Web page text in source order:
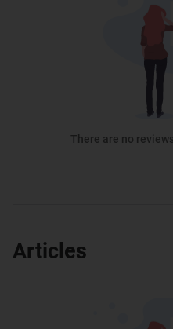
There are no
Articles